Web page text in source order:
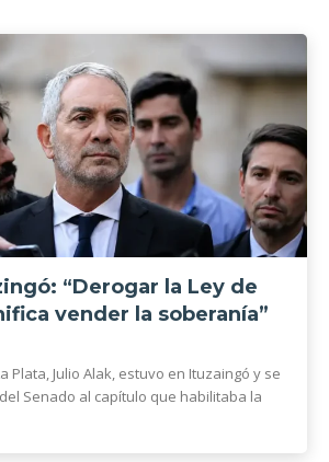
“Derogar la Ley de
vender la soberanía”
Plata, Julio Alak, estuvo en Ituzaingó y se
Senado al capítulo que habilitaba la